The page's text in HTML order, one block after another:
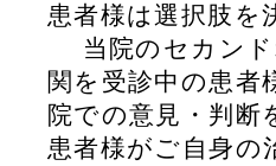
患者様は選択肢を
当院のセカンド
関を受診中の患者
院での意見・判断
患者様がご自身の